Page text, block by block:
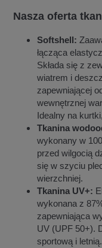
Nasza oferta
Softshell:
łącząca
Składa się z
wiatrem i
zapewniającej
wewnętrznej
Idealny na
Tkanina
wykonany w
przed wilgocią
się w szyciu
wierzchniej.
Tkanina UV+:
wykonana z
zapewniająca
UV (UPF 50+).
sportową i letnią.